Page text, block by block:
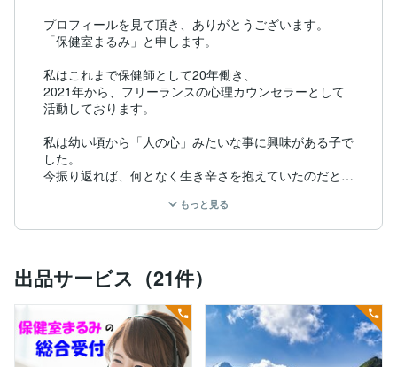
プロフィールを見て頂き、ありがとうございます。
「保健室まるみ」と申します。
私はこれまで保健師として20年働き、
2021年から、フリーランスの心理カウンセラーとして
活動しております。
私は幼い頃から「人の心」みたいな事に興味がある子で
した。
今振り返れば、何となく生き辛さを抱えていたのだと思
生まれ育った町で息が詰まる様な窮屈さを感じていたの
した。
意気揚々と看護学校に入学しましたが、
病院実習で厳しい医療・看護の世界を目の当たりにし、
「あー私には出来ないな」と挫折。
もっと見る
出品サービス（21件）